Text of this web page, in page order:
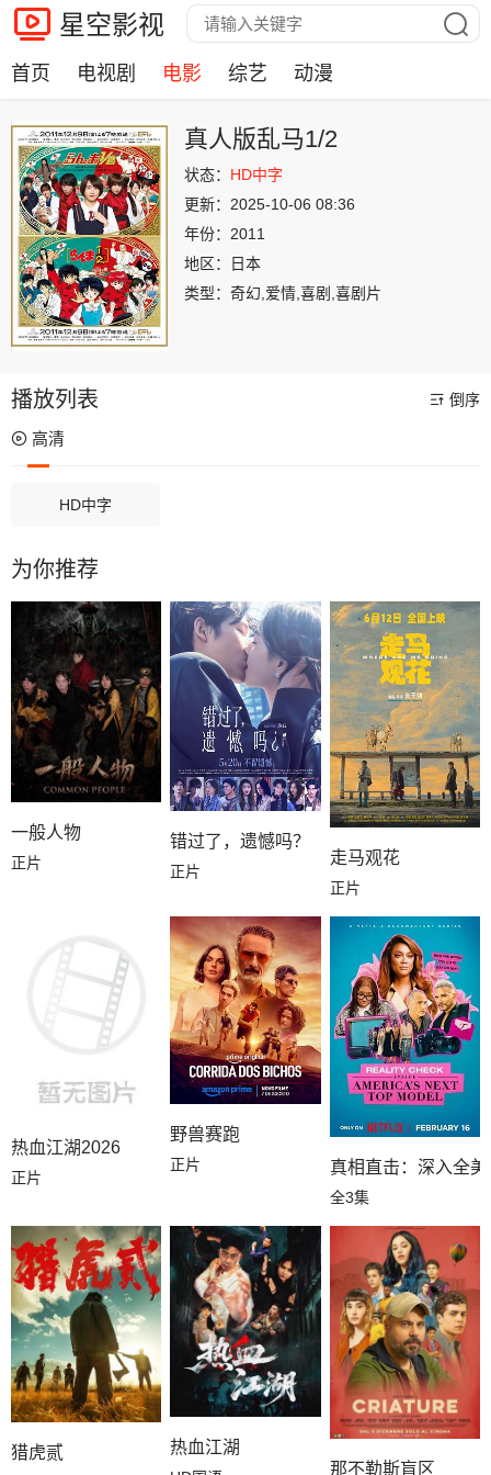
星空影视
首页 电视剧 电影 综艺 动漫
真人版乱马1/2
状态： HD中字
更新： 2025-10-06 08:36
年份： 2011
地区：
日本
类型： 奇幻,爱情,喜剧,喜剧片
播放列表 倒序
高清
HD中字
为你推荐
一般人物
正片
错过了，遗憾吗？
正片
走马观花
正片
热血江湖2026
正片
野兽赛跑
正片 真相直击：深入全
全3集
猎虎贰 热血江湖
那不勒斯盲区